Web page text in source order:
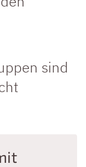
sind